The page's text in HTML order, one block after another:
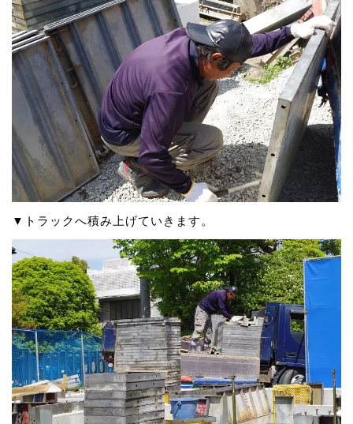
▼トラックへ積み上げていきます。